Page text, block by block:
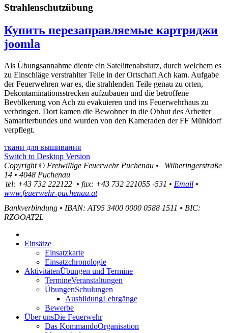
Strahlenschutzübung
Купить перезаправляемые картриджи
joomla
Als Übungsannahme diente ein Satelittenabsturz, durch welchem es
zu Einschläge verstrahlter Teile in der Ortschaft Ach kam. Aufgabe
der Feuerwehren war es, die strahlenden Teile genau zu orten,
Dekontaminationsstrecken aufzubauen und die betroffene
Bevölkerung von Ach zu evakuieren und ins Feuerwehrhaus zu
verbringen. Dort kamen die Bewohner in die Obhut des Arbeiter
Samariterbundes und wurden von den Kameraden der FF Mühldorf
verpflegt.
ткани для вышивания
Switch to Desktop Version
Copyright © Freiwillige Feuerwehr Puchenau •
Wilheringerstraße
14 • 4048 Puchenau
tel: +43 732 222122 • fax: +43 732 221055 -531 • Email •
www.feuerwehr-puchenau.at
Bankverbindung • IBAN: AT95 3400 0000 0588 1511 • BIC:
RZOOAT2L
Einsätze
Einsatzkarte
Einsatzchronologie
AktivitätenÜbungen und Termine
TermineVeranstaltungen
ÜbungenSchulungen
AusbildungLehrgänge
Bewerbe
Über unsDie Feuerwehr
Das KommandoOrganisation